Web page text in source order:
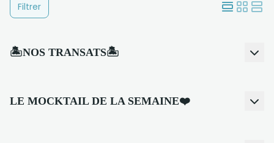
Filtrer
🏝️NOS TRANSATS🏝️
LE MOCKTAIL DE LA SEMAINE❤️